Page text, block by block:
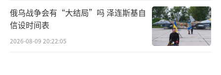
俄乌战争会有“大结局”吗 泽连斯基自
信设时间表
2026-08-09 20:22:05